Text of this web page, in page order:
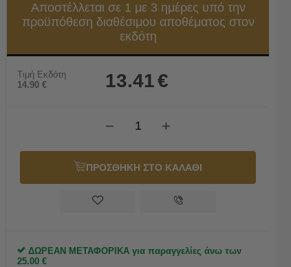
Αποστέλλεται σε 1 με 3 ημέρες υπό την
προϋπόθεση διαθέσιμου αποθέματος στον
εκδότη
Τιμή Εκδότη
14.90 € 13.41€
+
−
ΠΡΟΣΘΗΚΗ ΣΤΟ ΚΑΛΑΘΙ
ΔΩΡΕΑΝ ΜΕΤΑΦΟΡΙΚΑ για παραγγελίες άνω των
25.00 €